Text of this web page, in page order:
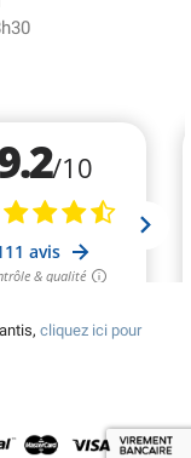
cliquez ici pour